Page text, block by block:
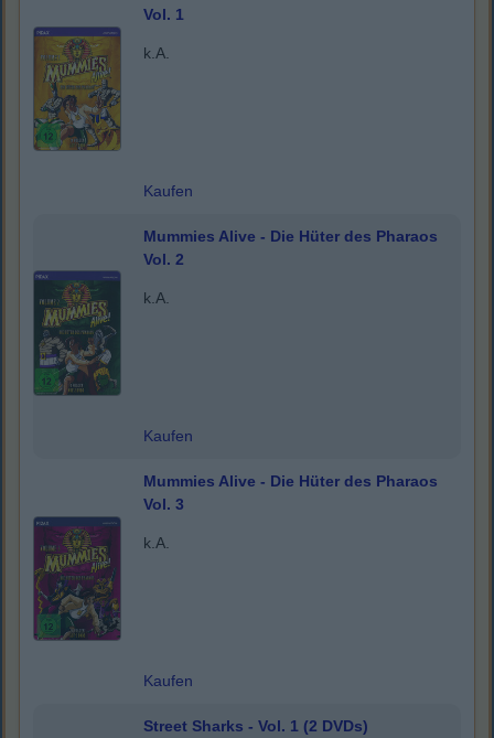
Vol. 1
k.A.
Kaufen
Mummies Alive - Die Hüter des Pharaos
Vol. 2
k.A.
Kaufen
Mummies Alive - Die Hüter des Pharaos
Vol. 3
k.A.
Kaufen
Street Sharks - Vol. 1 (2 DVDs)